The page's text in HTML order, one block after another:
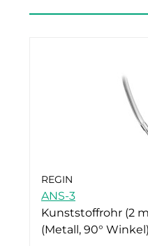
REGIN
ANS-3
Kunststoffrohr (2
(Metall, 90° Winkel)